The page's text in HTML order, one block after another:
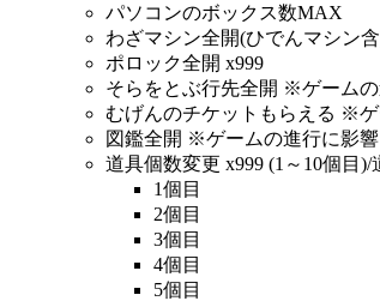
パソコンのボックス数MAX
わざマシン全開(ひでんマシン
ポロック全開 x999
そらをとぶ行先全開 ※ゲーム
むげんのチケットもらえる ※
図鑑全開 ※ゲームの進行に影
道具個数変更 x999 (1～10個目)/
1個目
2個目
3個目
4個目
5個目